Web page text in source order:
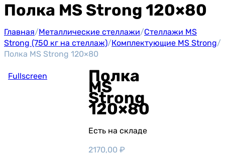
Полка MS Strong 120×80
Главная/Металлические стеллажи/Стеллажи MS
Strong (750 кг на стеллаж)/Комплектующие MS Strong/
Полка MS Strong 120×80
Fullscreen Полка
MS
Strong
120×80
Есть на складе
2170,00₽